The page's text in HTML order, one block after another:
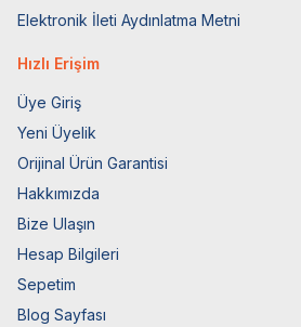
Elektronik İleti Aydınlatma Metni
Hızlı Erişim
Üye Giriş
Yeni Üyelik
Orijinal Ürün Garantisi
Hakkımızda
Bize Ulaşın
Hesap Bilgileri
Sepetim
Blog Sayfası